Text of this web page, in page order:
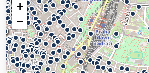
+
−